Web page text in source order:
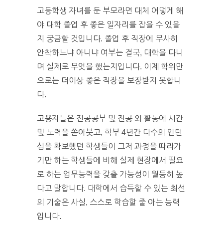
고등학생 자녀를 둔 부모라면 대체 어떻게 해
야 대학 졸업 후 좋은 일자리를 잡을 수 있을
지 궁금할 것입니다. 졸업 후 직장에 무사히
안착하느냐 아니냐 여부는 결국, 대학을 다니
며 실제로 무엇을 했는지입니다. 이제 학위만
으로는 더이상 좋은 직장을 보장받지 못합니
다.
고용자들은 전공공부 및 전공 외 활동에 시간
및 노력을 쏟아붓고, 학부 4년간 다수의 인턴
십을 확보했던 학생들이 그저 과정을 따라가
기만 하는 학생들에 비해 실제 현장에서 필요
로 하는 업무능력을 갖출 가능성이 월등히 높
다고 말합니다. 대학에서 습득할 수 있는 최선
의 기술은 사실, 스스로 학습할 줄 아는 능력
입니다.